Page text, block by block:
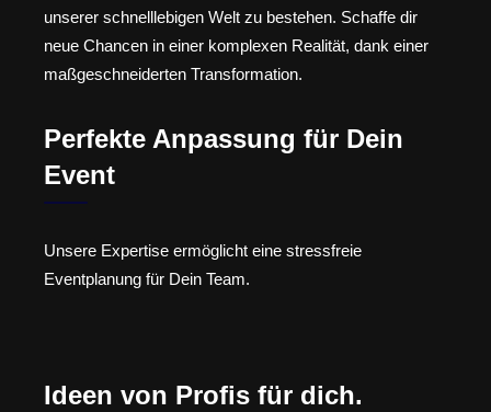
unserer schnelllebigen Welt zu bestehen. Schaffe dir
neue Chancen in einer komplexen Realität, dank einer
maßgeschneiderten Transformation.
Perfekte Anpassung für Dein
Event
Unsere Expertise ermöglicht eine stressfreie
Eventplanung für Dein Team.
Ideen von Profis für dich.